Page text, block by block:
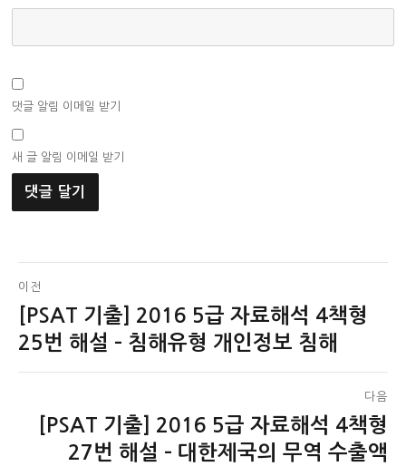
댓글 알림 이메일 받기
새 글 알림 이메일 받기
글
탐
색
이전
이
전
[PSAT 기출] 2016 5급 자료해석 4책형
25번 해설 – 침해유형 개인정보 침해
다음
[PSAT 기출] 2016 5급 자료해석 4책형
27번 해설 – 대한제국의 무역 수출액